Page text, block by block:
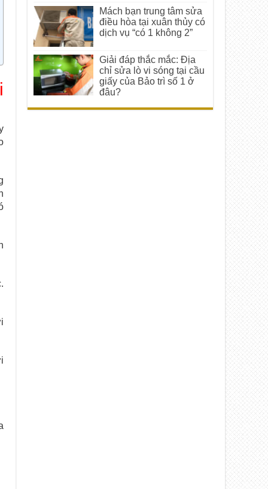
Mách bạn trung tâm sửa
điều hòa tại xuân thủy có
dịch vụ “có 1 không 2”
Giải đáp thắc mắc: Địa
chỉ sửa lò vi sóng tại cầu
giấy của Bảo trì số 1 ở
đâu?